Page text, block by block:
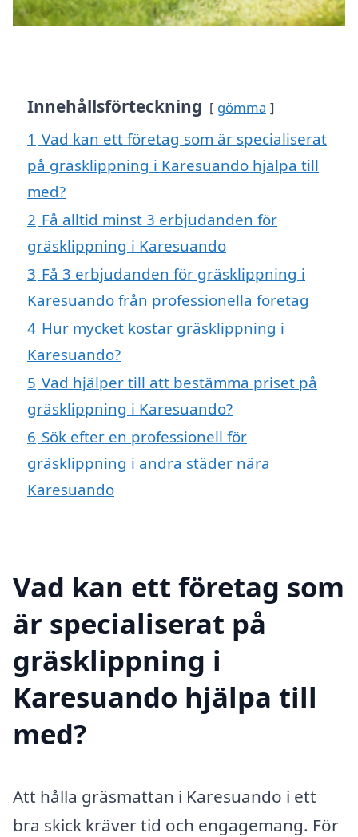
Innehållsförteckning gömma
1 Vad kan ett företag som är specialiserat
på gräsklippning i Karesuando hjälpa till
med?
2 Få alltid minst 3 erbjudanden för
gräsklippning i Karesuando
3 Få 3 erbjudanden för gräsklippning i
Karesuando från professionella företag
4 Hur mycket kostar gräsklippning i
Karesuando?
5 Vad hjälper till att bestämma priset på
gräsklippning i Karesuando?
6 Sök efter en professionell för
gräsklippning i andra städer nära
Karesuando
Vad kan ett företag som
är specialiserat på
gräsklippning i
Karesuando hjälpa till
med?
Att hålla gräsmattan i Karesuando i ett
bra skick kräver tid och engagemang. För